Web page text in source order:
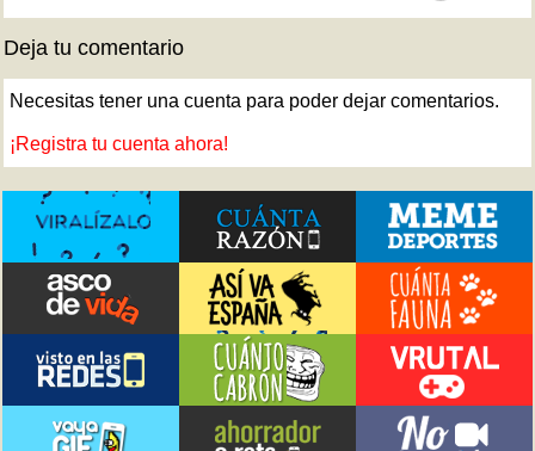
Deja tu comentario
Necesitas tener una cuenta para poder dejar comentarios.
¡Registra tu cuenta ahora!